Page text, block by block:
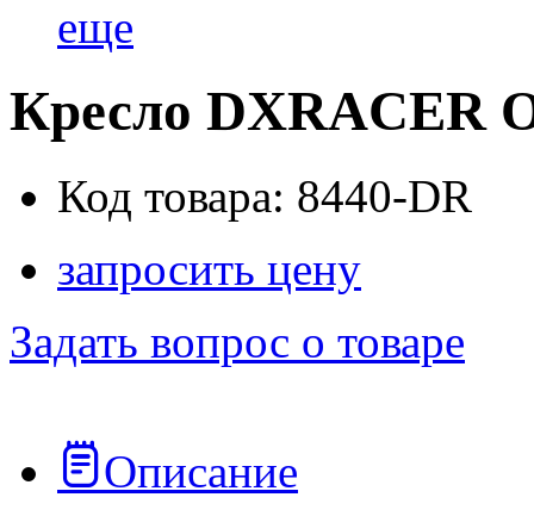
еще
Кресло DXRACER
Код товара: 8440-DR
запросить цену
Задать вопрос о товаре
Описание